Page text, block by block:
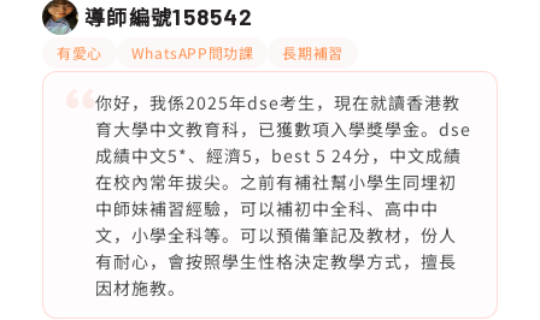
導師編號158542
有愛心 WhatsAPP問功課 長期補習
你好，我係2025年dse考生，現在就讀香港教
育大學中文教育科，已獲數項入學獎學金。dse
成績中文5*、經濟5，best 5 24分，中文成績
在校內常年拔尖。之前有補社幫小學生同埋初
中師妹補習經驗，可以補初中全科、高中中
文，小學全科等。可以預備筆記及教材，份人
有耐心，會按照學生性格決定教學方式，擅長
因材施教。